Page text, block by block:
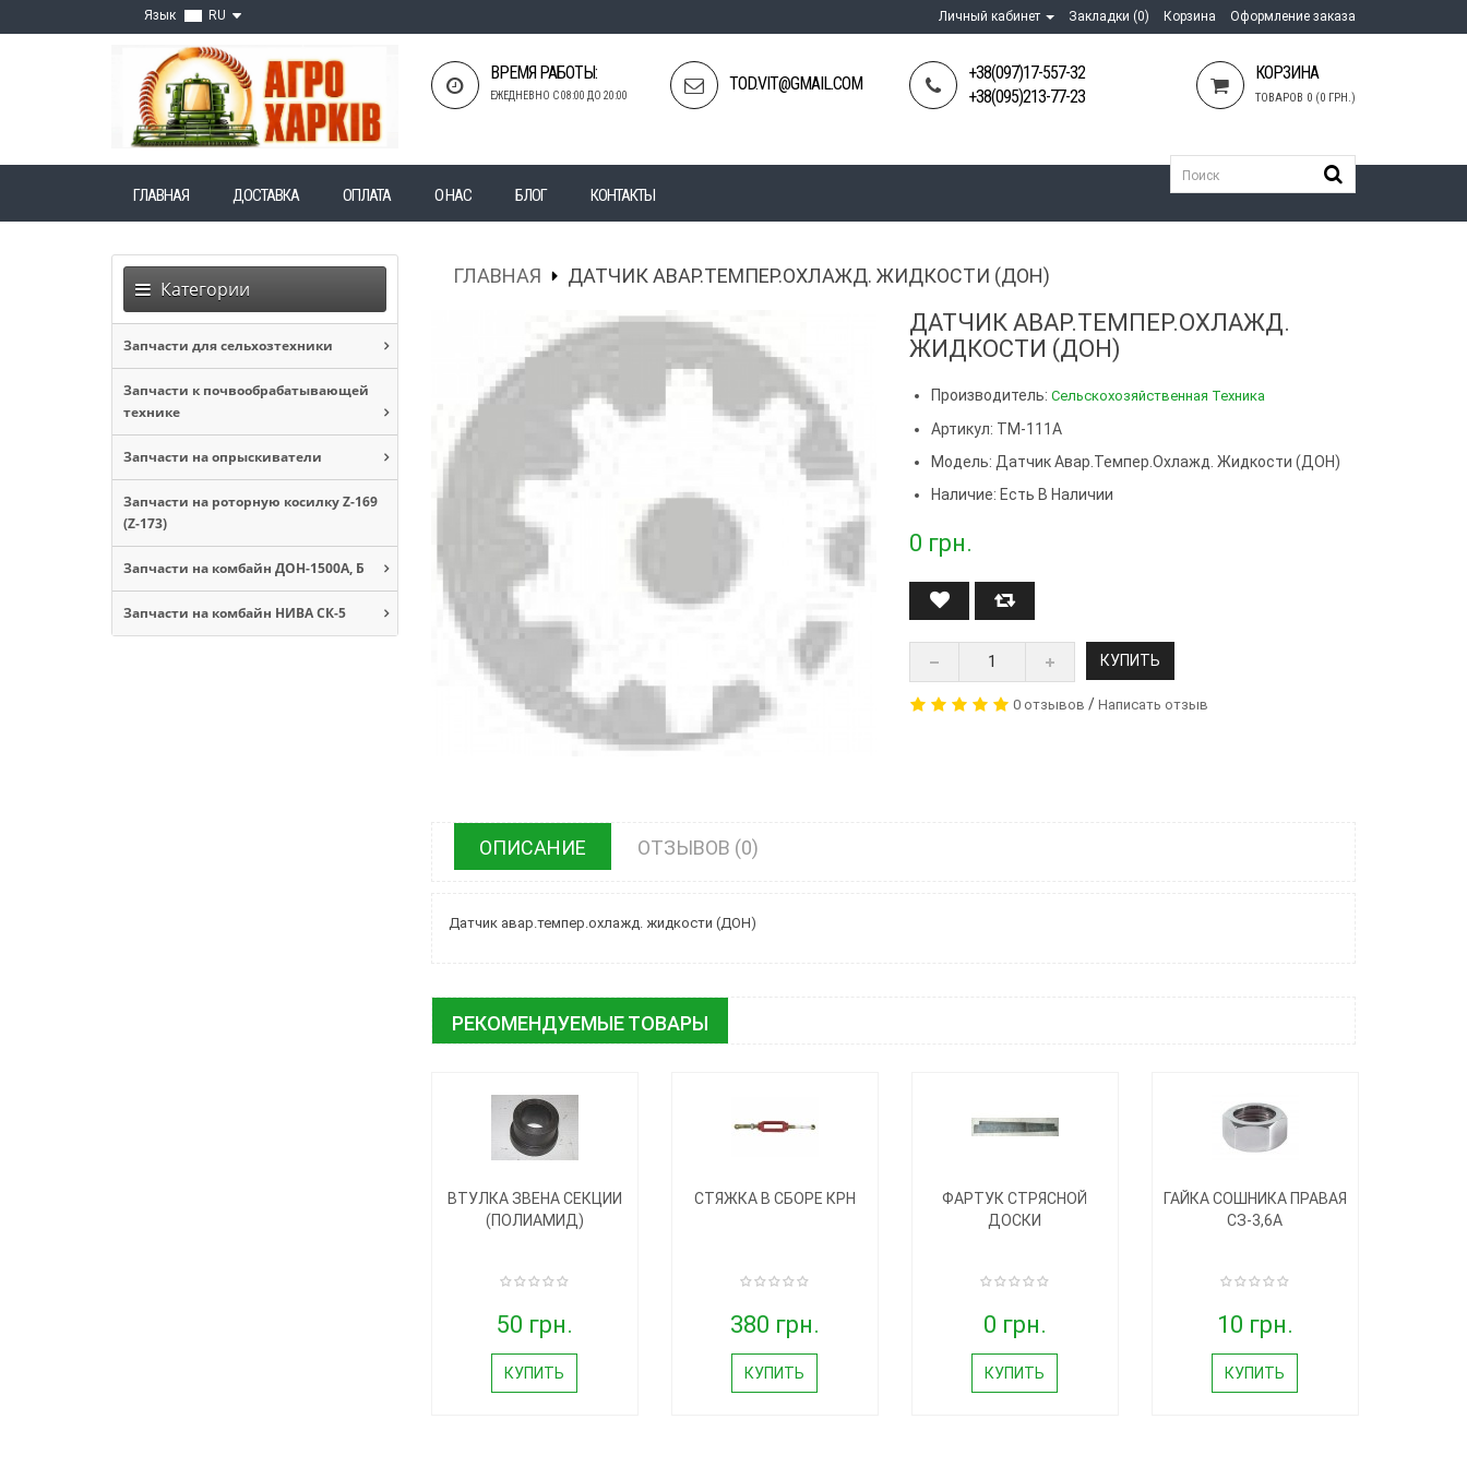
Язык RU Личный кабинет Закладки (0) Корзина Оформление заказа
ВРЕМЯ РАБОТЫ:
ЕЖЕДНЕВНО С 08:00 ДО 20:00
TOD.VIT@GMAIL.COM
+38(097)17-557-32
+38(095)213-77-23
КОРЗИНА
ТОВАРОВ 0 (0 ГРН.)
ГЛАВНАЯ ДОСТАВКА ОПЛАТА О НАС БЛОГ КОНТАКТЫ
Категории
Запчасти для сельхозтехники
Запчасти к почвообрабатывающей
технике
Запчасти на опрыскиватели
Запчасти на роторную косилку Z-169
(Z-173)
Запчасти на комбайн ДОН-1500А, Б
Запчасти на комбайн НИВА СК-5
ГЛАВНАЯ ДАТЧИК АВАР.ТЕМПЕР.ОХЛАЖД. ЖИДКОСТИ (ДОН)
ДАТЧИК АВАР.ТЕМПЕР.ОХЛАЖД.
ЖИДКОСТИ (ДОН)
Производитель:Сельскохозяйственная Техника
Артикул: ТМ-111А
Модель: Датчик Авар.темпер.охлажд. Жидкости (ДОН)
Наличие: Есть В Наличии
0 грн.
КУПИТЬ
0 отзывов /Написать отзыв
ОПИСАНИЕ ОТЗЫВОВ (0)
Датчик авар.темпер.охлажд. жидкости (ДОН)
РЕКОМЕНДУЕМЫЕ ТОВАРЫ
ВТУЛКА ЗВЕНА СЕКЦИИ
(ПОЛИАМИД)
50 грн.
КУПИТЬ
СТЯЖКА В СБОРЕ КРН
380 грн.
КУПИТЬ
ФАРТУК СТРЯСНОЙ
ДОСКИ
0 грн.
КУПИТЬ
ГАЙКА СОШНИКА ПРАВАЯ
СЗ-3,6А
10 грн.
КУПИТЬ